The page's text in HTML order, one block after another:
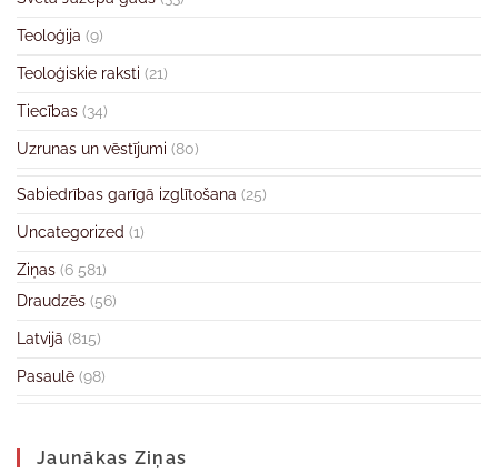
Teoloģija (9)
Teoloģiskie raksti (21)
Tiecības (34)
Uzrunas un vēstījumi (80)
Sabiedrības garīgā izglītošana (25)
Uncategorized (1)
Ziņas (6 581)
Draudzēs (56)
Latvijā (815)
Pasaulē (98)
Jaunākas Ziņas